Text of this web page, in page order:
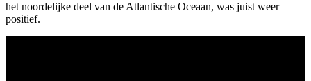
het noordelijke deel van de Atlantische Oceaan, was juist weer
positief.